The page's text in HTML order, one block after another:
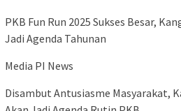
PKB Fun Run 2025 Sukses Besar,
Jadi Agenda Tahunan
Media PI News
Disambut Antusiasme Masyarakat,